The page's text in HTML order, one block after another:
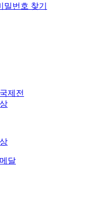
밀번호 찾기
제전
달